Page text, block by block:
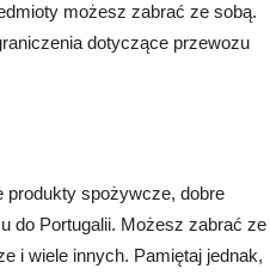
możesz zabrać ze sobą.
dotyczące przewozu
produkty spożywcze, dobre
do Portugalii. Możesz zabrać ze
i wiele innych. Pamiętaj jednak,